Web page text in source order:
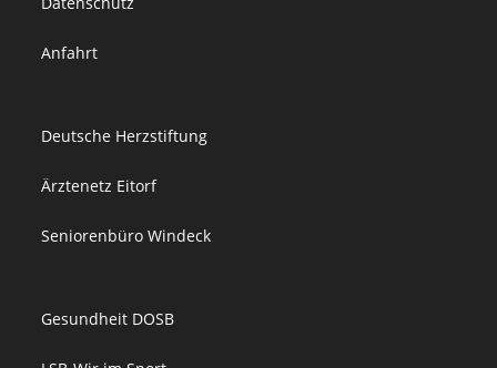
Anfahrt
Deutsche Herzstiftung
Ärztenetz Eitorf
Seniorenbüro Windeck
Gesundheit DOSB